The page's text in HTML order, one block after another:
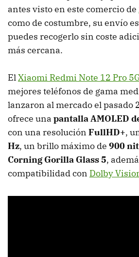
antes visto en este comercio de
como de costumbre, su envío
puedes recogerlo sin coste
más cercana.
ElXiaomi Redmi Note 12 Pro
mejores teléfonos de gama
lanzaron al mercado el pasado
ofrece una pantalla AMOLED
con una resolución FullHD+,
Hz, un brillo máximo de 900
Corning Gorilla Glass 5,
compatibilidad con Dolby